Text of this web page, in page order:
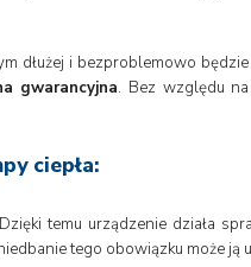
dłużej i bezproblemowo
gwarancyjna. Bez względu
ciepła:
temu urządzenie działa
tego obowiązku może ją